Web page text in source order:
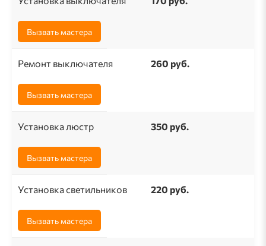
Вызвать мастера
Ремонт выключателя 260 pуб.
Вызвать мастера
Установка люстр 350 руб.
Вызвать мастера
Установка светильников 220 руб.
Вызвать мастера